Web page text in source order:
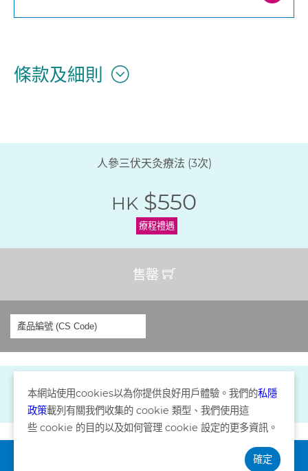
條款及細則
人參三伏天灸療法 (3次)
HK $550
療程禮遇
售罄
本網站使用cookies以為你提供良好用戶體驗。我們的私隱
政策載列有關我們收集的 cookie 類型、我們使用這
些 cookie 的目的以及如何管理 cookie 設定的更多資訊。
確定